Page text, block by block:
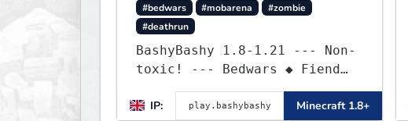
#bedwars
#mobarena
#zombie
#deathrun
BashyBashy 1.8-1.21 --- Non-
toxic! --- Bedwars ◆ Fiend
IP:
Minecraft 1.8+